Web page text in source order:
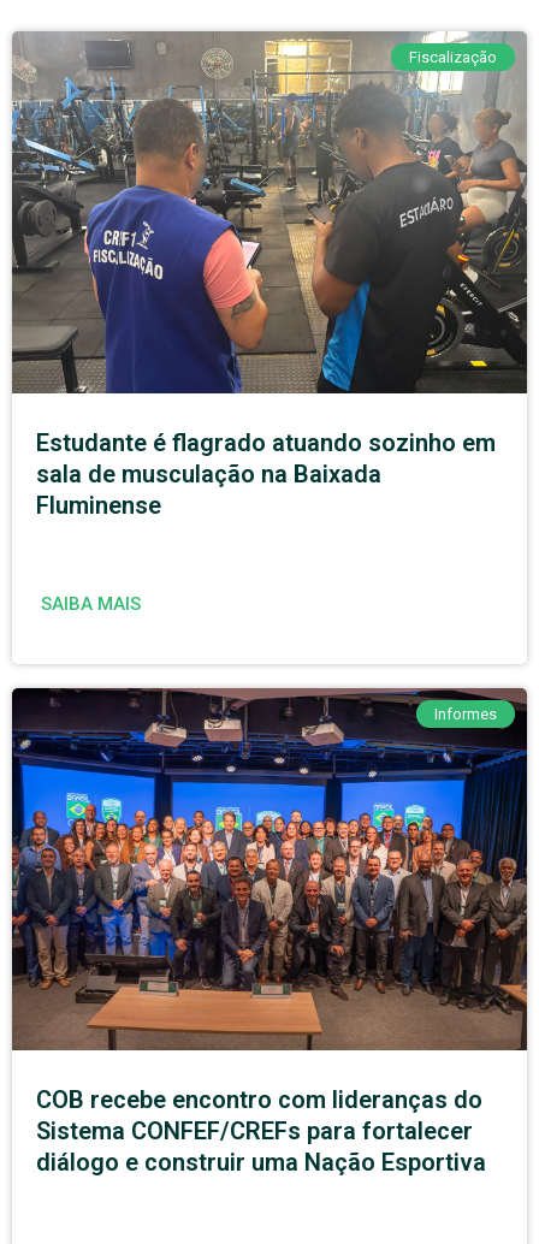
Fiscalização
Estudante é flagrado atuando sozinho em
sala de musculação na Baixada
Fluminense
SAIBA MAIS
Informes
COB recebe encontro com lideranças do
Sistema CONFEF/CREFs para fortalecer
diálogo e construir uma Nação Esportiva